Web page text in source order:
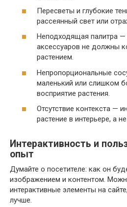
Пересветы и глубокие
рассеянный свет или
Неподходящая палитра —
аксессуаров не должны
растением.
Непропорциональные
маленький или слишком
восприятие растения.
Отсутствие контекста —
растение в интерьере, а
Интерактивность и
опыт
Думайте о посетителе: как он
изображением и контентом.
интерактивные элементы на
лучше.